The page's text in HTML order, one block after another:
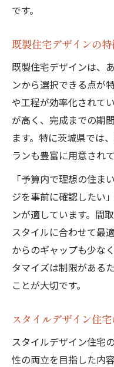
イント
デザイン住宅
スタイルデザ
規格住宅の評
標準仕様で選
住まい選びに役立
茨城県の工務
デザイン住宅
口コミで評判
標準仕様や
規格住宅に
です。
既製住宅デザインの
既製住宅デザインは、
ンから選択できる点が
や工程が効率化されて
が高く、完成までの期
ます。特に茨城県では
ランも豊富に用意されて
「予算内で理想の住ま
ジを事前に確認したい
ンが適しています。間
スタイルに合わせて最
からのギャップも少な
タマイズは制限がある
ことが大切です。
スタイルデザイン住
スタイルデザイン住宅
性の両立を目指した内